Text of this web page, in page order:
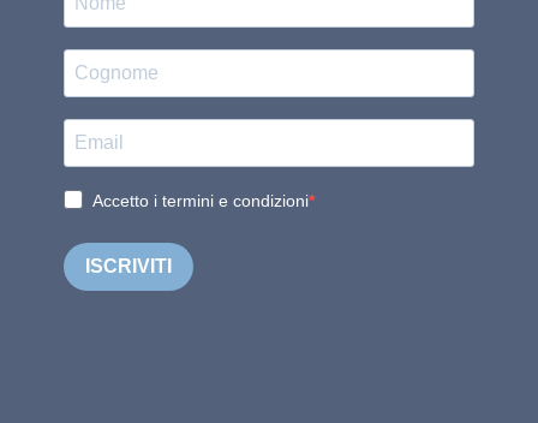
Accetto i termini e condizioni
ISCRIVITI